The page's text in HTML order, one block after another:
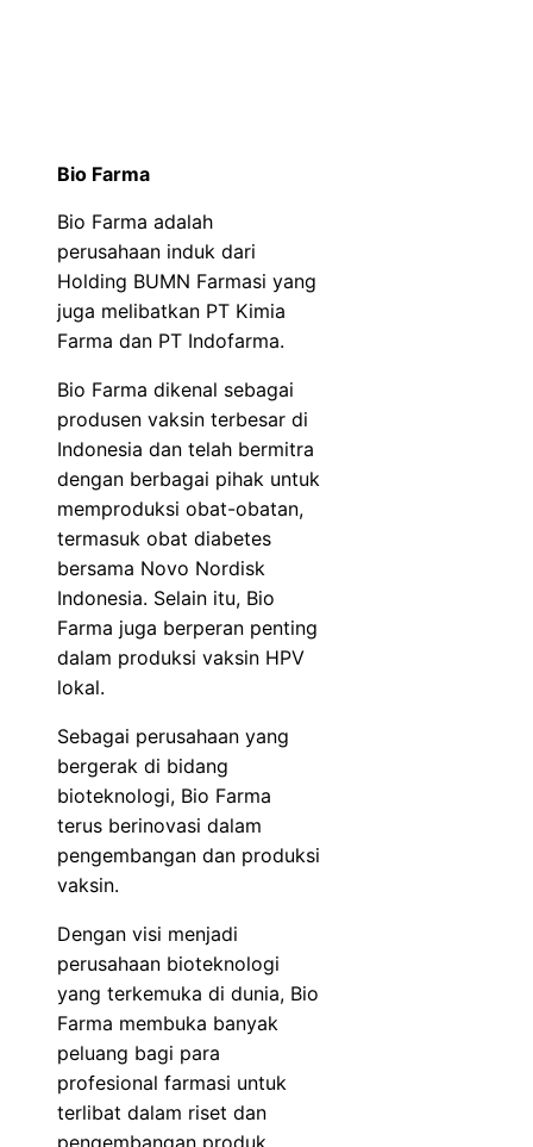
Bio Farma
Bio Farma adalah
perusahaan induk dari
Holding BUMN Farmasi yang
juga melibatkan PT Kimia
Farma dan PT Indofarma.
Bio Farma dikenal sebagai
produsen vaksin terbesar di
Indonesia dan telah bermitra
dengan berbagai pihak untuk
memproduksi obat-obatan,
termasuk obat diabetes
bersama Novo Nordisk
Indonesia. Selain itu, Bio
Farma juga berperan penting
dalam produksi vaksin HPV
lokal.
Sebagai perusahaan yang
bergerak di bidang
bioteknologi, Bio Farma
terus berinovasi dalam
pengembangan dan produksi
vaksin.
Dengan visi menjadi
perusahaan bioteknologi
yang terkemuka di dunia, Bio
Farma membuka banyak
peluang bagi para
profesional farmasi untuk
terlibat dalam riset dan
pengembangan produk